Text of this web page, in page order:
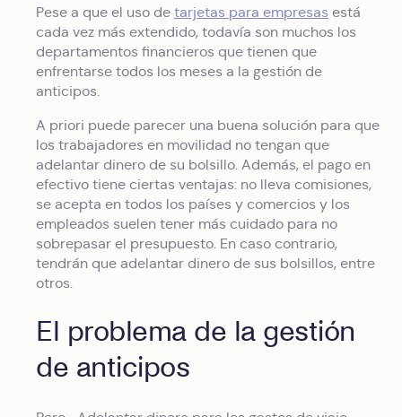
Pese a que el uso de tarjetas para empresas está
cada vez más extendido, todavía son muchos los
departamentos financieros que tienen que
enfrentarse todos los meses a la gestión de
anticipos.
A priori puede parecer una buena solución para que
los trabajadores en movilidad no tengan que
adelantar dinero de su bolsillo. Además, el pago en
efectivo tiene ciertas ventajas: no lleva comisiones,
se acepta en todos los países y comercios y los
empleados suelen tener más cuidado para no
sobrepasar el presupuesto. En caso contrario,
tendrán que adelantar dinero de sus bolsillos, entre
otros.
El problema de la gestión
de anticipos